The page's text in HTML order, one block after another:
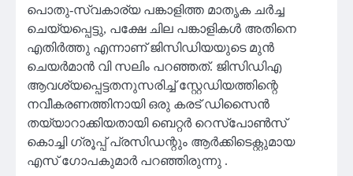
പൊതു-സ്വകാര്യ പങ്കാളിത്ത മാതൃക ചർച്ച
ചെയ്യപ്പെട്ടു, പക്ഷേ ചില പങ്കാളികൾ അതിനെ
എതിർത്തു എന്നാണ് ജിസിഡിയയുടെ മുൻ
ചെയർമാൻ വി സലിം പറഞ്ഞത്. ജിസിഡിഎ
ആവശ്യപ്പെട്ടതനുസരിച്ച് സ്റ്റേഡിയത്തിന്റെ
നവീകരണത്തിനായി ഒരു കരട് ഡിസൈൻ
തയ്യാറാക്കിയതായി ബെറ്റർ റെസ്പോൺസ്
കൊച്ചി ഗ്രൂപ്പ് പ്രസിഡന്റും ആർക്കിടെക്റ്റുമായ
എസ് ഗോപകുമാർ പറഞ്ഞിരുന്നു .